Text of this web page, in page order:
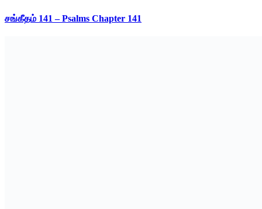
சங்கீதம் 141 – Psalms Chapter 141